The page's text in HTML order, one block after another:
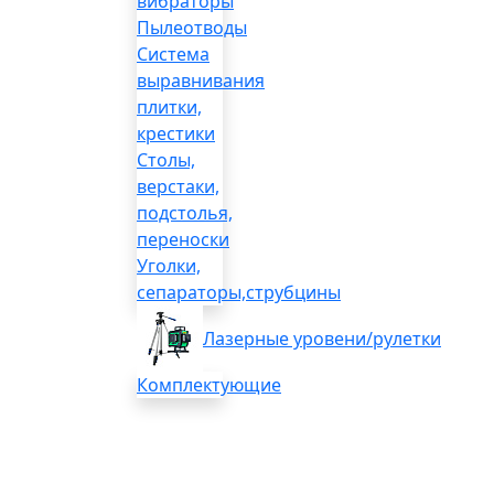
Пылеотводы
Система
выравнивания
плитки,
крестики
Столы,
верстаки,
подстолья,
переноски
Уголки,
сепараторы,струбцины
Лазерные уровени/рулетки
Комплектующие